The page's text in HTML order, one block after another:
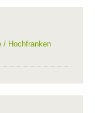
/ Hochfranken